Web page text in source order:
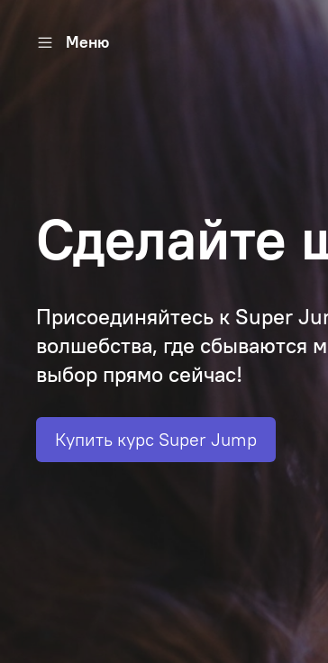
Сделайте
Присоединяйтесь к Super
волшебства, где сбываются
выбор прямо сейчас!
Купить курс Super Jump
Меню